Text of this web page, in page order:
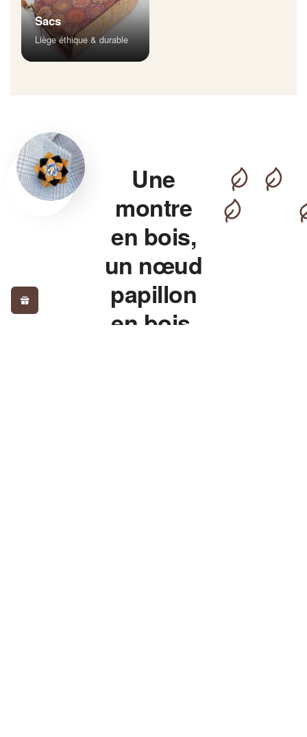
Sacs
Liège éthique & durable
Une
montre
en bois,
un nœud
papillon
en bois,